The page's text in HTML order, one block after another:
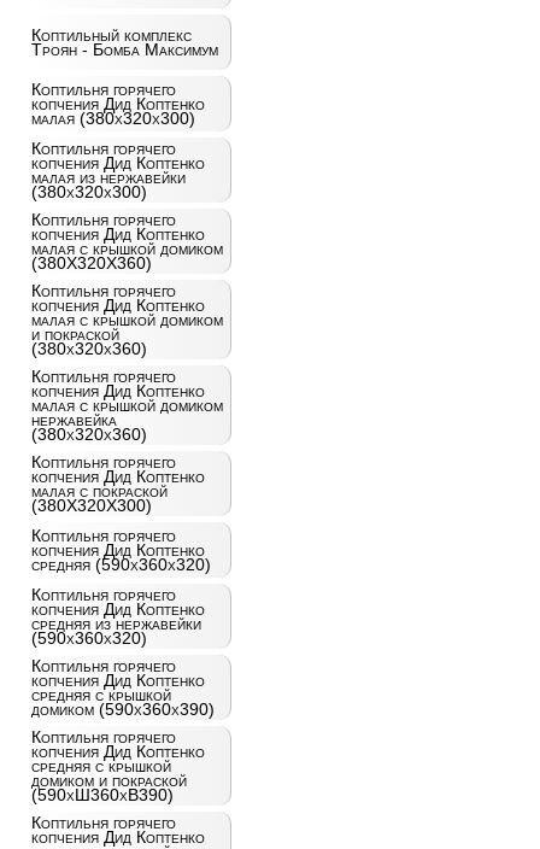
Коптильный комплекс
Троян - Бомба Максимум
Коптильня горячего
копчения Дид Коптенко
малая (380x320x300)
Коптильня горячего
копчения Дид Коптенко
малая из нержавейки
(380x320x300)
Коптильня горячего
копчения Дид Коптенко
малая с крышкой домиком
(380X320X360)
Коптильня горячего
копчения Дид Коптенко
малая с крышкой домиком
и покраской
(380x320x360)
Коптильня горячего
копчения Дид Коптенко
малая с крышкой домиком
нержавейка
(380x320x360)
Коптильня горячего
копчения Дид Коптенко
малая с покраской
(380X320X300)
Коптильня горячего
копчения Дид Коптенко
средняя (590x360x320)
Коптильня горячего
копчения Дид Коптенко
средняя из нержавейки
(590x360x320)
Коптильня горячего
копчения Дид Коптенко
средняя с крышкой
домиком (590x360x390)
Коптильня горячего
копчения Дид Коптенко
средняя с крышкой
домиком и покраской
(590хШ360хВ390)
Коптильня горячего
копчения Дид Коптенко